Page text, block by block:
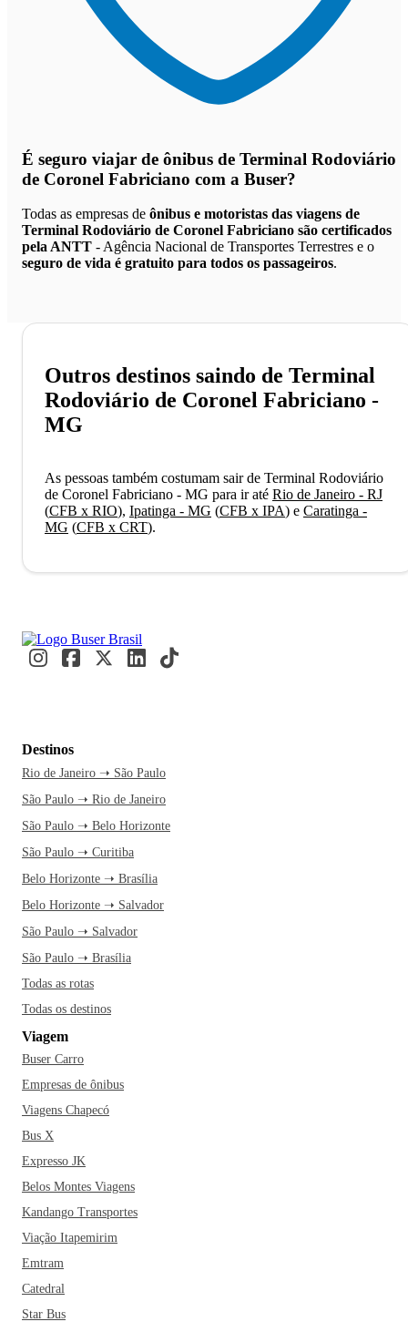
É seguro viajar de ônibus de Terminal Rodoviário
de Coronel Fabriciano com a Buser?
Todas as empresas de ônibus e motoristas das viagens de
Terminal Rodoviário de Coronel Fabriciano são certificados
pela ANTT - Agência Nacional de Transportes Terrestres e o
seguro de vida é gratuito para todos os passageiros.
Outros destinos saindo de Terminal
Rodoviário de Coronel Fabriciano -
MG
As pessoas também costumam sair de Terminal Rodoviário
de Coronel Fabriciano - MG para ir até Rio de Janeiro - RJ
(CFB x RIO), Ipatinga - MG (CFB x IPA) e Caratinga -
MG (CFB x CRT).
Destinos
Rio de Janeiro ➝ São Paulo
São Paulo ➝ Rio de Janeiro
São Paulo ➝ Belo Horizonte
São Paulo ➝ Curitiba
Belo Horizonte ➝ Brasília
Belo Horizonte ➝ Salvador
São Paulo ➝ Salvador
São Paulo ➝ Brasília
Todas as rotas
Todas os destinos
Viagem
Buser Carro
Empresas de ônibus
Viagens Chapecó
Bus X
Expresso JK
Belos Montes Viagens
Kandango Transportes
Viação Itapemirim
Emtram
Catedral
Star Bus